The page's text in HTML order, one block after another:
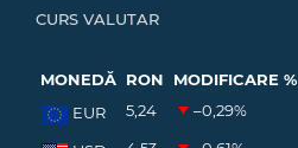
CURS VALUTAR
MONEDĂ RON
MODIFICARE %
EUR
5,24 –0,29%